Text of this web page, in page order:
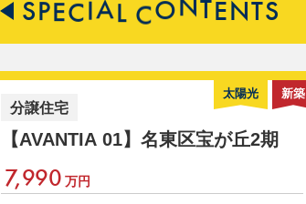
家具・カーテン・コーティング・引越し代
登録で、この物件の詳細・写真等の 限定情
報が今すぐ閲覧可能に！ 新規会員登録＆ア
ンケートご回答でギフトカードプレゼン
ト！ ↓↓ 物件の詳細情報公開中 ↓↓
SPECIAL CONTENTS
太陽光 新築
分譲住宅
【AVANTIA 01】 名東区宝が丘2期
7,990 万円